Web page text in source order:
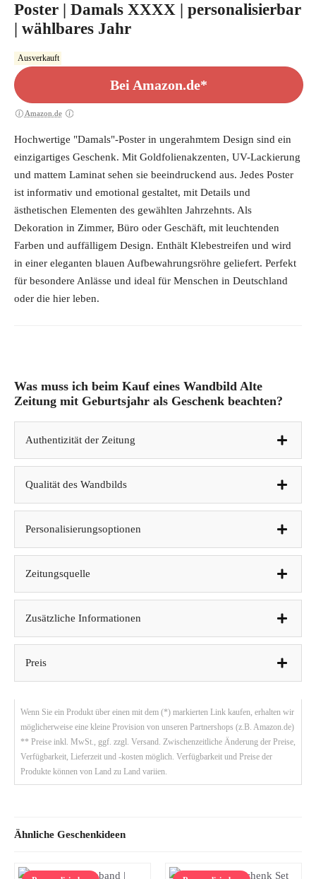
Poster | Damals XXXX | personalisierbar
| wählbares Jahr
Ausverkauft
Bei Amazon.de*
Amazon.de
Hochwertige "Damals"-Poster in ungerahmtem Design sind ein
einzigartiges Geschenk. Mit Goldfolienakzenten, UV-Lackierung
und mattem Laminat sehen sie beeindruckend aus. Jedes Poster
ist informativ und emotional gestaltet, mit Details und
ästhetischen Elementen des gewählten Jahrzehnts. Als
Dekoration in Zimmer, Büro oder Geschäft, mit leuchtenden
Farben und auffälligem Design. Enthält Klebestreifen und wird
in einer eleganten blauen Aufbewahrungsröhre geliefert. Perfekt
für besondere Anlässe und ideal für Menschen in Deutschland
oder die hier leben.
Was muss ich beim Kauf eines Wandbild Alte
Zeitung mit Geburtsjahr als Geschenk beachten?
Authentizität der Zeitung
Qualität des Wandbilds
Personalisierungsoptionen
Zeitungsquelle
Zusätzliche Informationen
Preis
Wenn Sie ein Produkt über einen mit dem (*) markierten Link kaufen, erhalten wir
möglicherweise eine kleine Provision von unseren Partnershops (z.B. Amazon.de)
** Preise inkl. MwSt., ggf. zzgl. Versand. Zwischenzeitliche Änderung der Preise,
Verfügbarkeit, Lieferzeit und -kosten möglich. Verfügbarkeit und Preise der
Produkte können von Land zu Land variien.
Ähnliche Geschenkideen